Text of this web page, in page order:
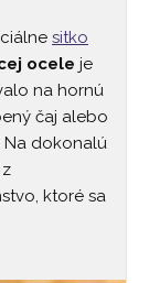
sitko
ocele je
na hornú
čaj alebo
Na dokonalú
ktoré sa